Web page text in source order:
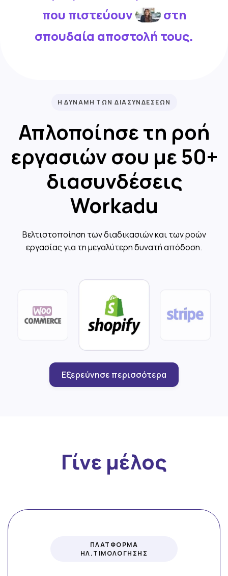
που πιστεύουν
στη
σπουδαία αποστολή τους.
Η ΔΥΝΑΜΗ ΤΩΝ ΔΙΑΣΥΝΔΕΣΕΩΝ
Απλοποίησε τη ροή
εργασιών σου με 50+
διασυνδέσεις
Workadu
Βελτιστοποίηση των διαδικασιών και των ροών
εργασίας για τη μεγαλύτερη δυνατή απόδοση.
Εξερεύνησε περισσότερα
Γίνε μέλος
ΠΛΑΤΦΟΡΜΑ
ΗΛ.ΤΙΜΟΛΟΓΗΣΗΣ